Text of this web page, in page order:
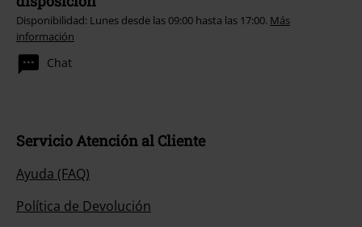
Disponibilidad: Lunes desde las 09:00 hasta las 17:00. Más
información
Chat
Servicio Atención al Cliente
Ayuda (FAQ)
Política de Devolución